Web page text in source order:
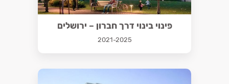
פינוי בינוי דרך חברון – ירושלים
2021-2025